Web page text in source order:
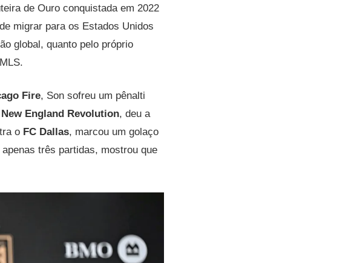
de Ouro conquistada em 2022
migrar para os Estados Unidos
global, quanto pelo próprio
Fire, Son sofreu um pênalti
New England Revolution, deu a
o FC Dallas, marcou um golaço
três partidas, mostrou que